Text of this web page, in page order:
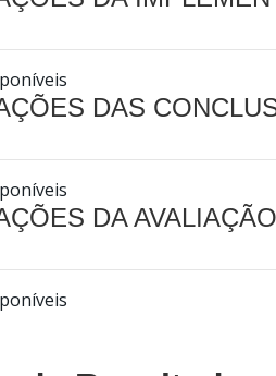
DAS
DA